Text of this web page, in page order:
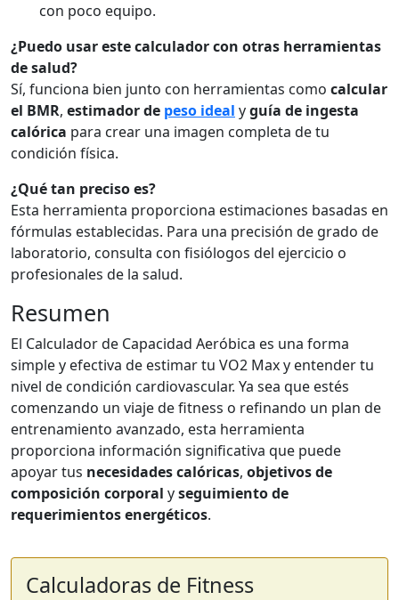
con poco equipo.
¿Puedo usar este calculador con otras herramientas
de salud?
Sí, funciona bien junto con herramientas como calcular
el BMR, estimador de peso ideal yguía de ingesta
calórica para crear una imagen completa de tu
condición física.
¿Qué tan preciso es?
Esta herramienta proporciona estimaciones basadas en
fórmulas establecidas. Para una precisión de grado de
laboratorio, consulta con fisiólogos del ejercicio o
profesionales de la salud.
Resumen
El Calculador de Capacidad Aeróbica es una forma
simple y efectiva de estimar tu VO2 Max y entender tu
nivel de condición cardiovascular. Ya sea que estés
comenzando un viaje de fitness o refinando un plan de
entrenamiento avanzado, esta herramienta
proporciona información significativa que puede
apoyar tus necesidades calóricas, objetivos de
composición corporal yseguimiento de
requerimientos energéticos.
Calculadoras de Fitness